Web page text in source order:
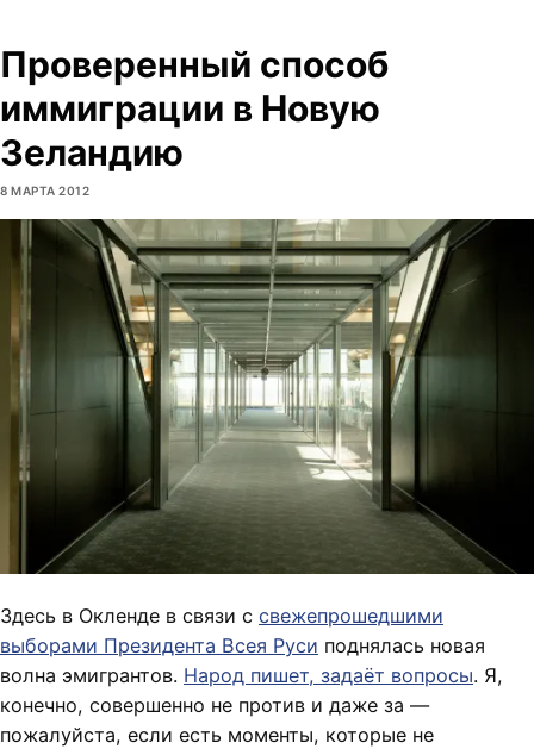
Проверенный способ
иммиграции в Новую
Зеландию
8 МАРТА 2012
Здесь в Окленде в связи с свежепрошедшими
выборами Президента Всея Руси поднялась новая
волна эмигрантов. Народ пишет, задаёт вопросы. Я,
конечно, совершенно не против и даже за —
пожалуйста, если есть моменты, которые не